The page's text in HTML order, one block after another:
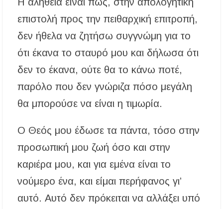
επιστολή προς την πειθαρχική επιτροπή,
δεν ήθελα να ζητήσω συγγνώμη για το
ότι έκανα το σταυρό μου και δήλωσα ότι
δεν το έκανα, ούτε θα το κάνω ποτέ,
παρόλο που δεν γνώριζα πόσο μεγάλη
θα μπορούσε να είναι η τιμωρία.
Ο Θεός μου έδωσε τα πάντα, τόσο στην
προσωπική μου ζωή όσο και στην
καριέρα μου, και για εμένα είναι το
νούμερο ένα, και είμαι περήφανος γι’
αυτό. Αυτό δεν πρόκειται να αλλάξει υπό